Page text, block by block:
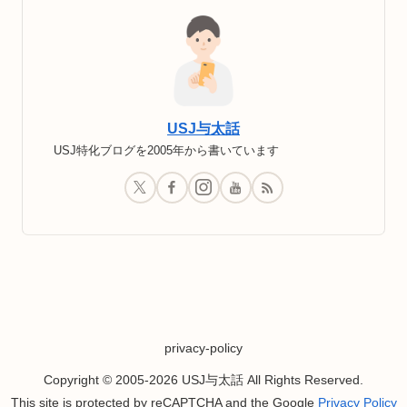
USJ与太話
USJ特化ブログを2005年から書いています
privacy-policy
Copyright © 2005-2026 USJ与太話 All Rights Reserved.
This site is protected by reCAPTCHA and the Google Privacy Policy